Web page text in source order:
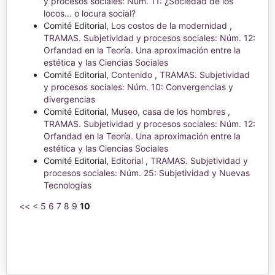
locos... o locura social?
Comité Editorial, Los costos de la modernidad ,
TRAMAS. Subjetividad y procesos sociales: Núm. 12:
Orfandad en la Teoría. Una aproximación entre la
estética y las Ciencias Sociales
Comité Editorial, Contenido , TRAMAS. Subjetividad
y procesos sociales: Núm. 10: Convergencias y
divergencias
Comité Editorial, Museo, casa de los hombres ,
TRAMAS. Subjetividad y procesos sociales: Núm. 12:
Orfandad en la Teoría. Una aproximación entre la
estética y las Ciencias Sociales
Comité Editorial, Editorial , TRAMAS. Subjetividad y
procesos sociales: Núm. 25: Subjetividad y Nuevas
Tecnologías
<< < 5 6 7 8 9 10